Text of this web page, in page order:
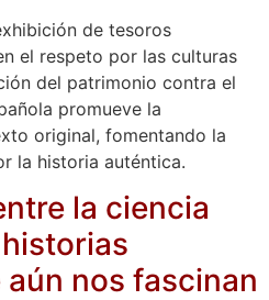
de tesoros
el respeto por las culturas
del patrimonio contra el
promueve la
original, fomentando la
la historia auténtica.
la ciencia
nos fascinan